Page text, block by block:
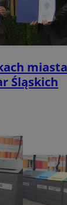
Śląskich